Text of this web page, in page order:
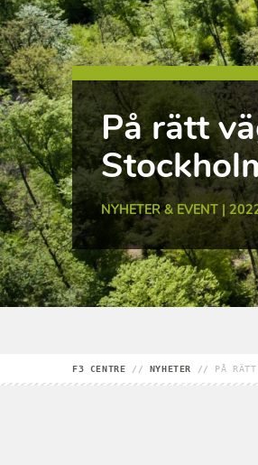
På rätt
NYHETER & EVENT |
F3 CENTRE // NYHETER // PÅ